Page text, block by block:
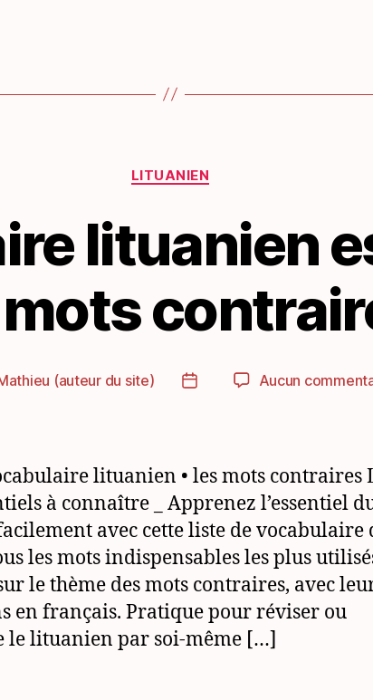
Catégories
LITUANIEN
lituanien
(auteur du site)
Date
Aucun
lituanien • les mots contraires
à connaître _ Apprenez l’essentiel
avec cette liste de vocabulaire
les mots indispensables les plus
le thème des mots contraires, avec
en français. Pratique pour réviser ou
le lituanien par soi-même […]